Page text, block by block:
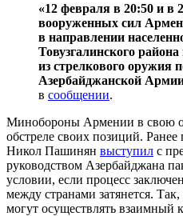
«12 февраля в 20:50 и в
вооруженных сил
в направлении
Товузгалинского
из стрелкового оружия
Азербайджанской
в сообщении.
Минобороны Армении в свою
обстреле своих позиций.
Никол Пашинян выступил с
руководством Азербайджана
условии, если процесс
между странами затянется.
могут осуществлять взаимный